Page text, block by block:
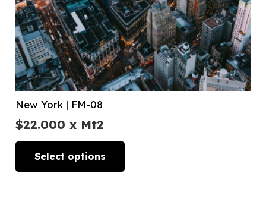
New York | FM-08
$22.000 x Mt2
Select options